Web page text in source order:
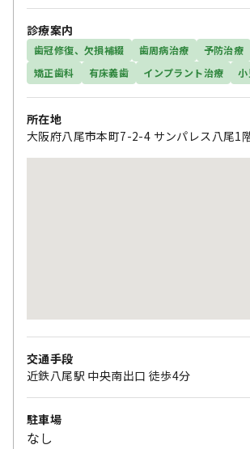
診療案内
歯冠修復、欠損補綴 歯周病治療 予防治療
矯正歯科
有床義歯 インプラント治療
所在地
大阪府八尾市本町7-2-4 サンパレス八尾1
交通手段
近鉄八尾駅 中央南出口 徒歩4分
駐車場
なし